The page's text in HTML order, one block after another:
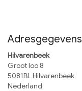
Adresgegevens
Hilvarenbeek
Groot loo 8
5081BL Hilvarenbeek
Nederland